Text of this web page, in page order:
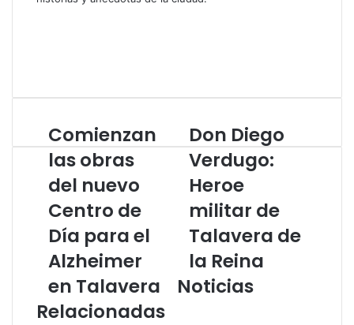
w
b
k
s
g
C
o
m
i
n
z
a
n
a
s
Comienzan
las obras
del nuevo
Centro de
Día para el
Alzheimer
en Talavera
D
o
n
D
e
g
o
V
e
r
Don Diego
Verdugo:
Heroe
militar de
Talavera de
la Reina
Noticias
Relacionadas